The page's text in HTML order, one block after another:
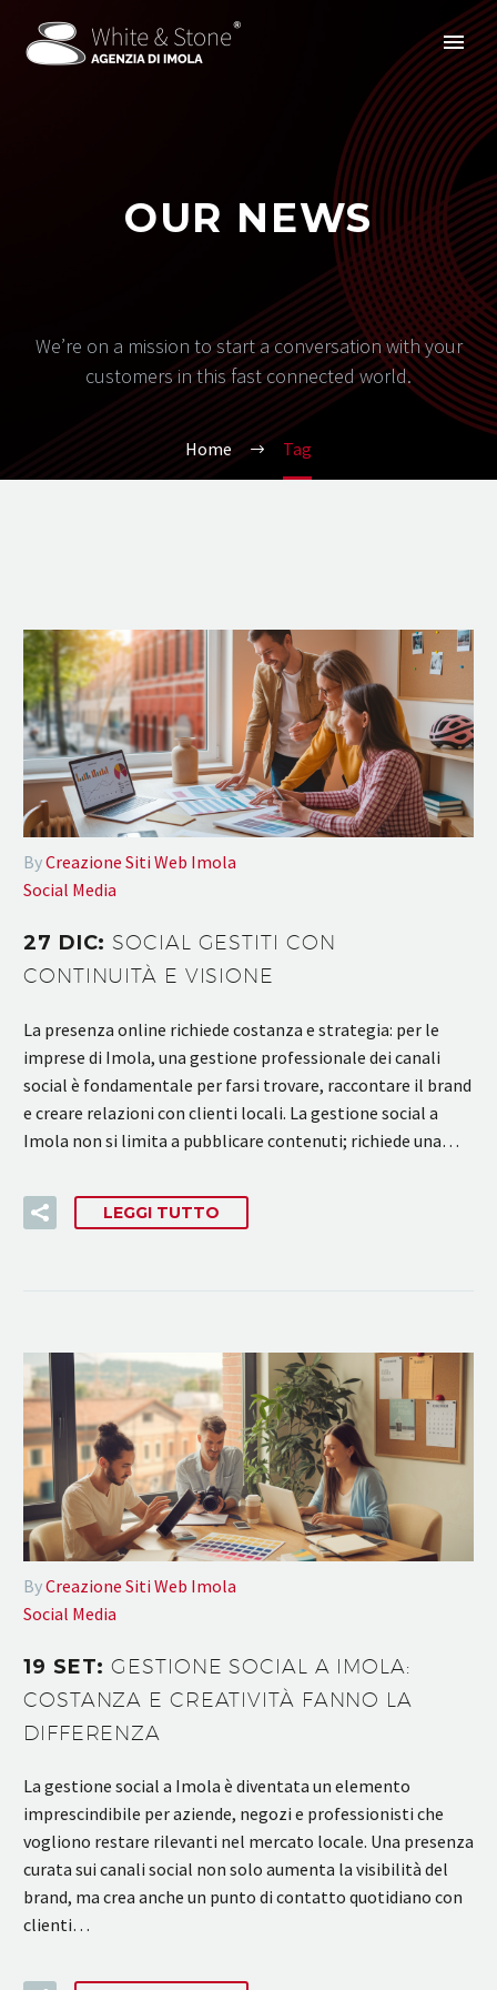
OUR NEWS
We’re on a mission to start a conversation with your
customers in this fast connected world.
Home Tag
ByCreazione Siti Web Imola
Social Media
27 DIC: SOCIAL GESTITI CON
CONTINUITÀ E VISIONE
La presenza online richiede costanza e strategia: per le
imprese di Imola, una gestione professionale dei canali
social è fondamentale per farsi trovare, raccontare il brand
e creare relazioni con clienti locali. La gestione social a
Imola non si limita a pubblicare contenuti; richiede una…
LEGGI TUTTO
ByCreazione Siti Web Imola
Social Media
19 SET:GESTIONE SOCIAL A IMOLA:
COSTANZA E CREATIVITÀ FANNO LA
DIFFERENZA
La gestione social a Imola è diventata un elemento
imprescindibile per aziende, negozi e professionisti che
vogliono restare rilevanti nel mercato locale. Una presenza
curata sui canali social non solo aumenta la visibilità del
brand, ma crea anche un punto di contatto quotidiano con
clienti…